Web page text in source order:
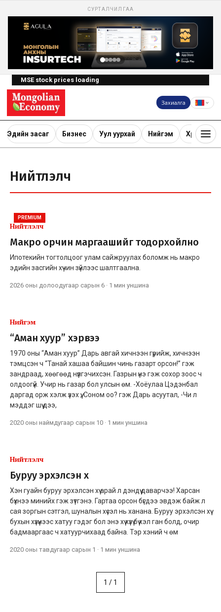
СУРТАЛЧИЛГАА
MSE stock prices loading
Захиалга
Эдийн засаг Бизнес Уул уурхай Нийгэм Хөрөнгө
Нийтлэлч
PREMIUM
Нийтлэлч
Макро орчин маргаашийг тодорхойлно
Ипотекийн тогтолцоог улам сайжруулах боломж нь макро
эдийн засгийн хүчин зүйлээс шалтгаална.
2026 оны долоодугаар сарын 6 · 1 мин уншина
Нийгэм
“Аман хуур” хэрвээ
1970 оны “Аман хуур” Дарь авгай хичнээн гүрийж, хичнээн
тэмцсэн ч “Танай хашаа байшин чинь газарт орсон!” гэж
зандраад, хөөгөөд нүүлгэчихсэн. Газрын үнэ гэж сохор зоос ч
олдоогүй. Учир нь газар бол улсын өм. -Хоёулаа Цэдэнбал
даргад орж хэлж үзэх үү, Соном оо? гэж Дарь асуутал, -Чи л
мэддэг шүү дээ,
2020 оны наймдугаар сарын 10 · 1 мин уншина
Нийтлэлч
Буруу эрхэлсэн хүү
Хэн гуайн буруу эрхэлсэн хүү арай л дэндүү даварчээ! Харсан
бүхнээ минийх гэж зүтгэнэ. Гартаа орсон бүгдээ эвдэж байж л
сая зоргын сэтгэл, шуналын хүсэл нь ханана. Буруу эрхэлсэн хүү
бухын хүзүүнээс хатуу гэдэг бол энэ хүү хүзүү бүү хэл ган болд, очир
бадмааргаас ч хатуурчихаад байна. Тэр хэний ч өм
2020 оны тавдугаар сарын 1 · 1 мин уншина
1 / 1